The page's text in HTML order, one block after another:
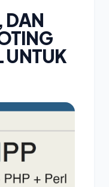
DAN
UNTUK